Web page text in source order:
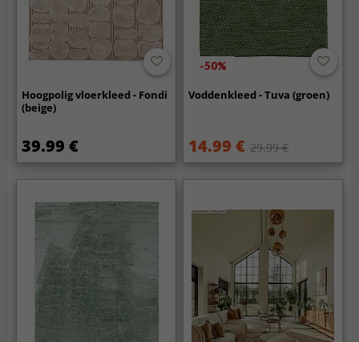
Hoogpolig vloerkleed - Fondi
(beige)
39.99 €
-50%
Voddenkleed - Tuva (groen)
14.99 € 29.99 €